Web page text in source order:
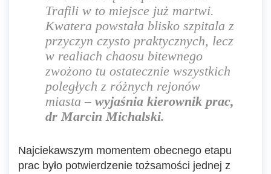
Trafili w to miejsce już martwi.
Kwatera powstała blisko szpitala z
przyczyn czysto praktycznych, lecz
w realiach chaosu bitewnego
zwożono tu ostatecznie wszystkich
poległych z różnych rejonów
miasta – wyjaśnia kierownik prac,
dr Marcin Michalski.
Najciekawszym momentem obecnego etapu
prac było potwierdzenie tożsamości jednej z